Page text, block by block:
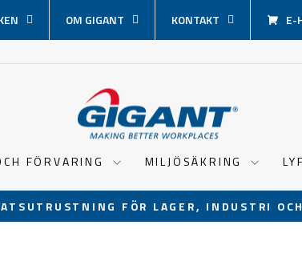
OM GIGANT KONTAKT E-
FÖRVARING MILJÖSÄKRING
Pausa
FÖR LAGER, INDUSTRI